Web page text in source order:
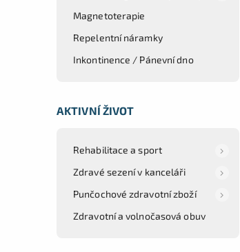
Magnetoterapie
Repelentní náramky
Inkontinence / Pánevní dno
AKTIVNÍ ŽIVOT
Rehabilitace a sport
Zdravé sezení v kanceláři
Punčochové zdravotní zboží
Zdravotní a volnočasová obuv